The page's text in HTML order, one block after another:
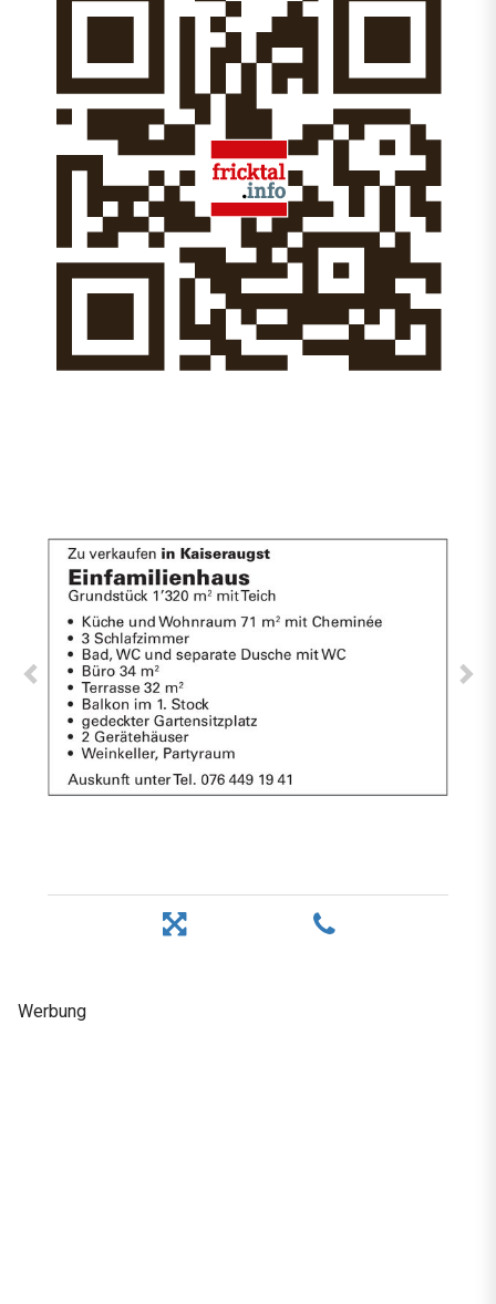
Werbung